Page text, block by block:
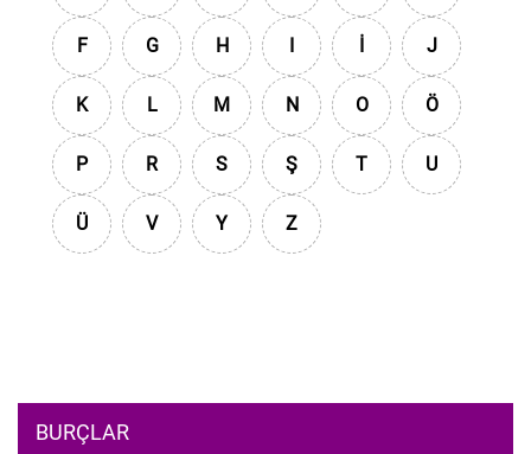
F G H J
K L M N O Ö
P R S Ş T U
Ü V Y Z
BURÇLAR